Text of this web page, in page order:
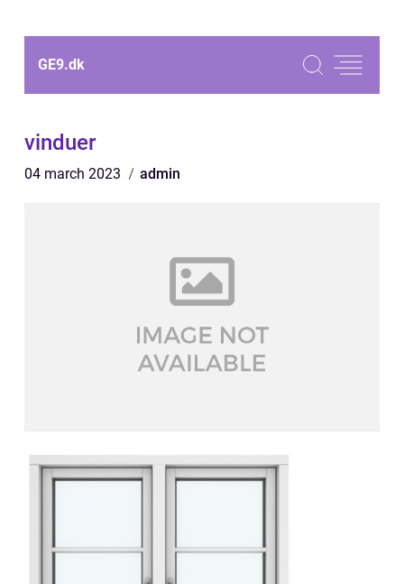
GE9.dk
vinduer
04 march 2023 admin